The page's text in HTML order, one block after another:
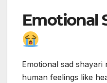
Emotional
Emotional sad shayari
human feelings like